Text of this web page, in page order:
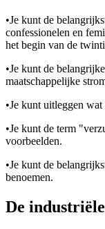
•Je kunt de
confessionelen en
het begin van de
•Je kunt de
maatschappelijke
•Je kunt uitleggen
•Je kunt de term
voorbeelden.
•Je kunt de
benoemen.
De